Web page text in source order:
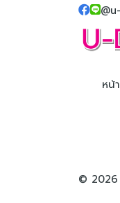
หน้
© 2026